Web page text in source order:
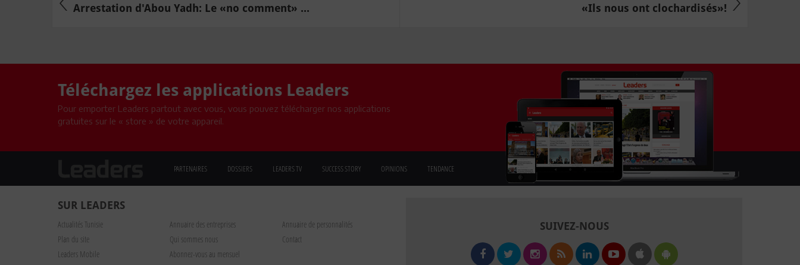
Arrestation d'Abou Yadh: Le «no comment» ... «Ils nous ont clochardisés»!
Téléchargez les applications Leaders
Pour emporter Leaders partout avec vous, vous pouvez télécharger nos applications
gratuites sur le « store » de votre appareil.
PARTENAIRES DOSSIERS LEADERS TV SUCCESS STORY OPINIONS TENDANCE
SUR LEADERS
Actualités Tunisie Annuaire des entreprises
Annuaire de personnalités
Plan du site
Qui sommes nous
Contact
Leaders Mobile
Abonnez-vous au mensuel
SUIVEZ-NOUS